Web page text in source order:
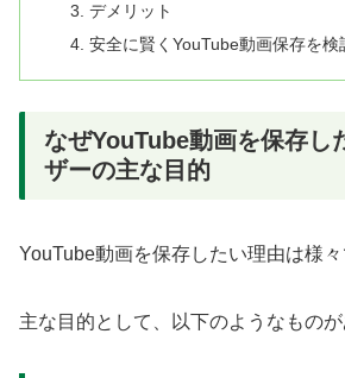
デメリット
安全に賢くYouTube動画保存を検
なぜYouTube動画を保存し
ザーの主な目的
YouTube動画を保存したい理由は様々
主な目的として、以下のようなものが